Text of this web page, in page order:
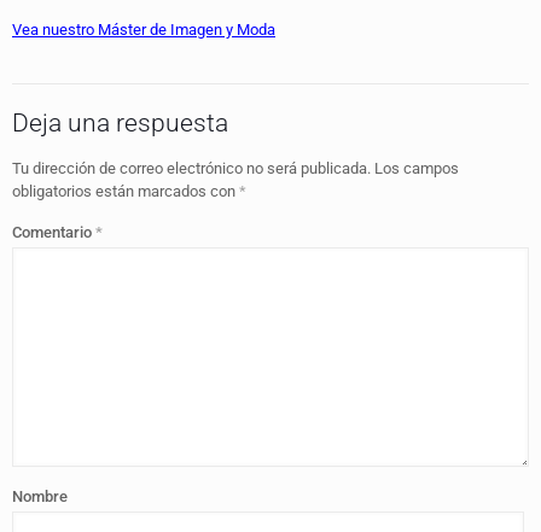
Vea nuestro Máster de Imagen y Moda
Deja una respuesta
Tu dirección de correo electrónico no será publicada. Los campos
obligatorios están marcados con *
Comentario *
Nombre